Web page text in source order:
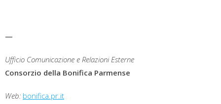
—
Ufficio Comunicazione e Relazioni Esterne
Consorzio della Bonifica Parmense
Web: bonifica.pr.it